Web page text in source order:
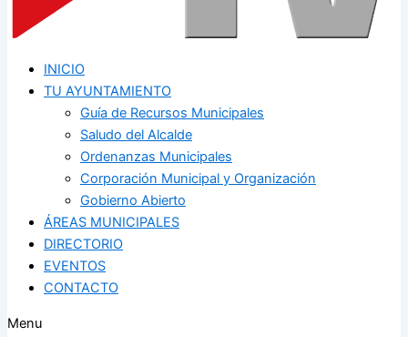
INICIO
TU AYUNTAMIENTO
Guía de Recursos Municipales
Saludo del Alcalde
Ordenanzas Municipales
Corporación Municipal y Organización
Gobierno Abierto
ÁREAS MUNICIPALES
DIRECTORIO
EVENTOS
CONTACTO
Menu